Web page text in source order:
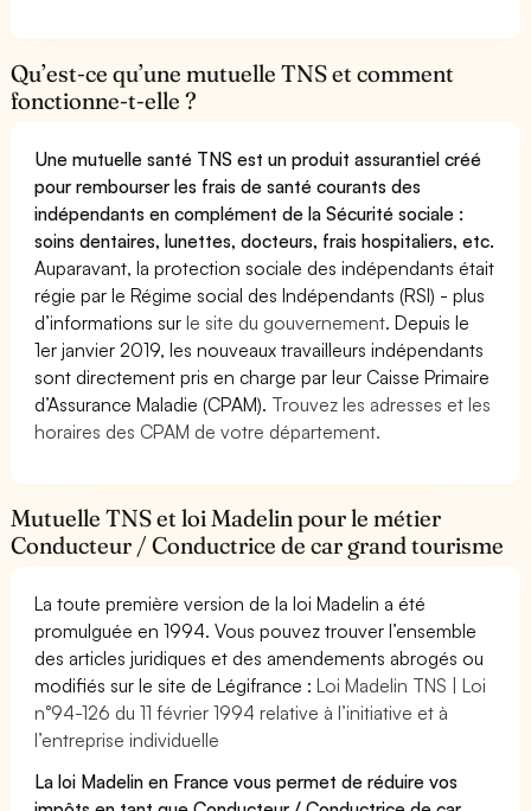
Qu’est-ce qu’une mutuelle TNS et comment
fonctionne-t-elle ?
Une mutuelle santé TNS est un produit assurantiel créé
pour rembourser les frais de santé courants des
indépendants en complément de la Sécurité sociale :
soins dentaires, lunettes, docteurs, frais hospitaliers, etc.
Auparavant, la protection sociale des indépendants était
régie par le Régime social des Indépendants (RSI) - plus
d’informations surle site du gouvernement. Depuis le
1er janvier 2019, les nouveaux travailleurs indépendants
sont directement pris en charge par leur Caisse Primaire
d’Assurance Maladie (CPAM). Trouvez les adresses et les
horaires des CPAM de votre département.
Mutuelle TNS et loi Madelin pour le métier
Conducteur / Conductrice de car grand tourisme
La toute première version de la loi Madelin a été
promulguée en 1994. Vous pouvez trouver l’ensemble
des articles juridiques et des amendements abrogés ou
modifiés sur le site de Légifrance :Loi Madelin TNS | Loi
n°94-126 du 11 février 1994 relative à l’initiative et à
l’entreprise individuelle
La loi Madelin en France vous permet de réduire vos